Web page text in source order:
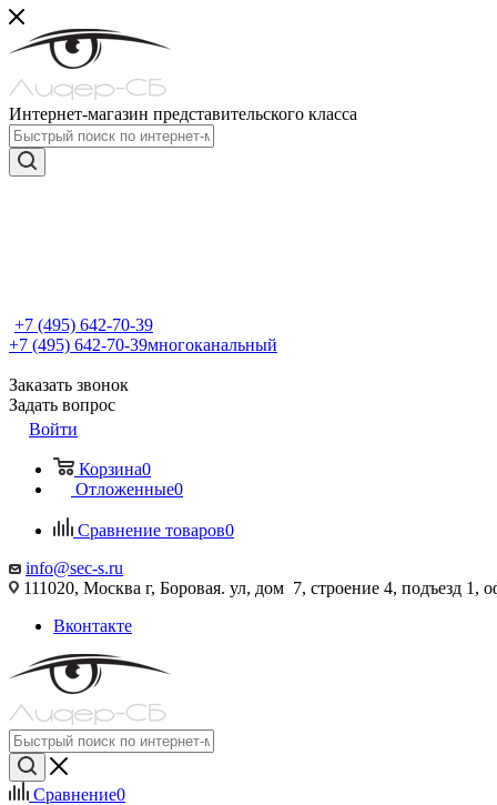
Интернет-магазин представительского класса
+7 (495) 642-70-39
+7 (495) 642-70-39многоканальный
Заказать звонок
Задать вопрос
Войти
Корзина0
Отложенные0
Сравнение товаров0
info@sec-s.ru
111020, Москва г, Боровая. ул, дом 7, строение 4, подъезд 1,
Вконтакте
Сравнение0